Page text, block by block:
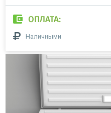
ОПЛАТА:
Наличными